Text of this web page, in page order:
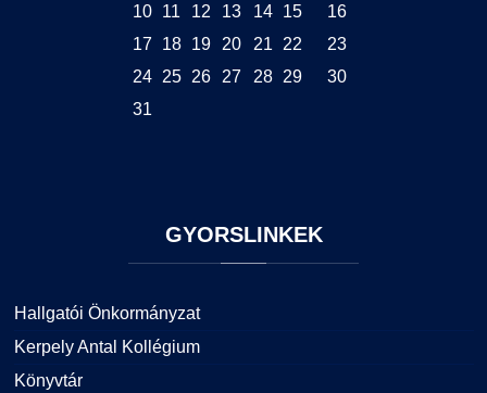
10
11 12 13 14 15
16
17
18 19 20 21 22
23
24
25 26 27 28 29
30
31
GYORSLINKEK
Hallgatói Önkormányzat
Kerpely Antal Kollégium
Könyvtár